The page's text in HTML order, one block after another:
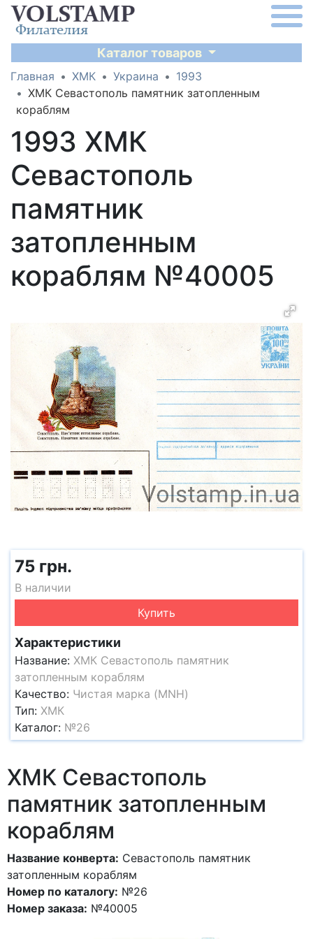
Каталог товаров
Главная ХМК Украина
1993
ХМК Севастополь памятник затопленным
кораблям
1993 ХМК
Севастополь
памятник
затопленным
кораблям №40005
75 грн.
В наличии
Купить
Характеристики
Название: ХМК Севастополь памятник
затопленным кораблям
Качество: Чистая марка (MNH)
Тип: ХМК
Каталог: №26
ХМК Севастополь
памятник затопленным
кораблям
Название конверта: Севастополь памятник
затопленным кораблям
Номер по каталогу: №26
Номер заказа: №40005